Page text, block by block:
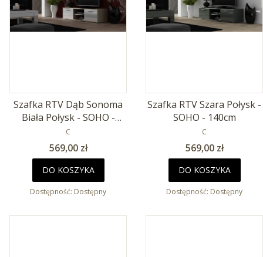
Szafka RTV Dąb Sonoma
Biała Połysk - SOHO -
140cm
PRODUCENT
C
Cena
569,00 zł
DO KOSZYKA
Dostępność: Dostępny
Szafka RTV Szara Połysk -
SOHO - 140cm
PRODUCENT
C
Cena
569,00 zł
DO KOSZYKA
Dostępność: Dostępny